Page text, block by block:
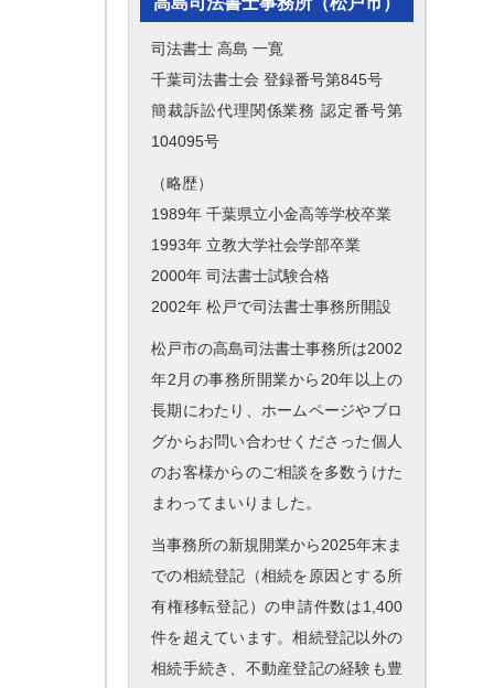
司法書士 高島 一寛
千葉司法書士会 登録番号第845号
簡裁訴訟代理関係業務 認定番号第
104095号
（略歴）
1989年 千葉県立小金高等学校卒業
1993年 立教大学社会学部卒業
2000年 司法書士試験合格
2002年 松戸で司法書士事務所開設
松戸市の高島司法書士事務所は2002
年2月の事務所開業から20年以上の
長期にわたり、ホームページやブロ
グからお問い合わせくださった個人
のお客様からのご相談を多数うけた
まわってまいりました。
当事務所の新規開業から2025年末ま
での相続登記（相続を原因とする所
有権移転登記）の申請件数は1,400
件を超えています。相続登記以外の
相続手続き、不動産登記の経験も豊